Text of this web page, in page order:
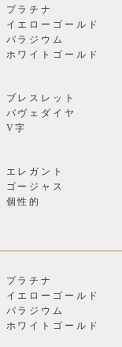
プラチナ
イエローゴールド
パラジウム
ホワイトゴールド
ブレスレット
パヴェダイヤ
V字
エレガント
ゴージャス
個性的
プラチナ
イエローゴールド
パラジウム
ホワイトゴールド